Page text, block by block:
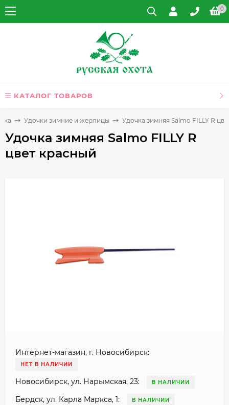
0
КАТАЛОГ ТОВАРОВ
Удочки зимние и жерлицы Удочка зимняя Salmo FILLY R
Удочка зимняя Salmo FILLY R
цвет красный
Интернет-магазин, г. Новосибирск:
НЕТ В НАЛИЧИИ
Новосибирск, ул. Нарымская, 23: В НАЛИЧИИ
Бердск, ул. Карла Маркса, 1: В НАЛИЧИИ